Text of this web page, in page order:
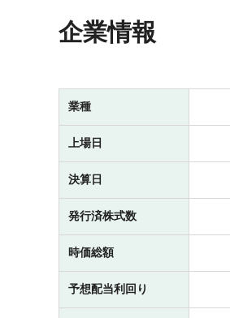
企業情報
業種
上場日
決算日
発行済株式数
時価総額
予想配当利回り